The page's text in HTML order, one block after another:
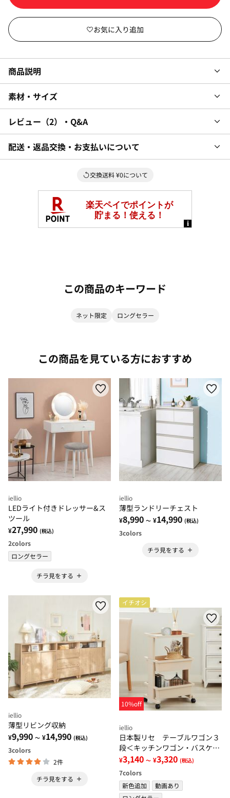
商品説明
素材・サイズ
レビュー 2 ・Q&A
配送・返品交換・お支払いについて
交換送料 ¥0について
この商品のキーワード
ネット限定 ロングセラー
この商品を見ている方におすすめ
iellio
LEDライト付きドレッサー&ス
ツール
¥27,990 (税込)
2colors
ロングセラー
チラ見をする
iellio
薄型ランドリーチェスト
¥8,990 ～ ¥14,990 (税込)
3colors
チラ見をする
iellio
薄型リビング収納
¥9,990 ～ ¥14,990 (税込)
3colors
2件
チラ見をする
イチオシ
10%off
iellio
日本製リセ テーブルワゴン３
段＜キッチンワゴン・バスケッ
トトローリー・ラック・省スペ
ース・小物収納＞
¥3,140 ～ ¥3,320 (税込)
7colors
新色追加
動画あり